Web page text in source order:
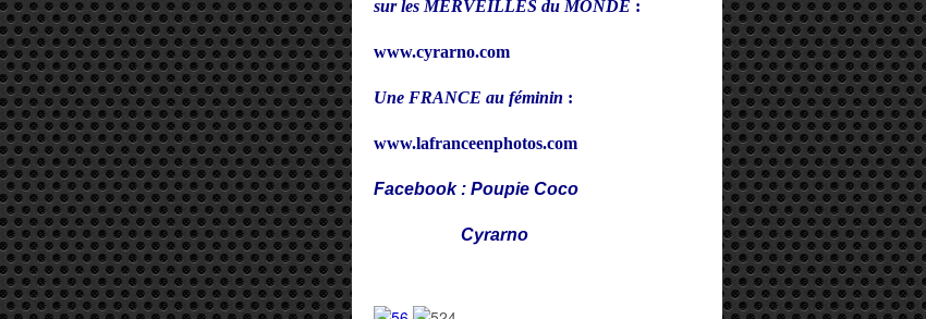
sur les MERVEILLES du MONDE :
www.cyrarno.com
Une FRANCE au féminin :
www.lafranceenphotos.com
Facebook : Poupie Coco
Cyrarno